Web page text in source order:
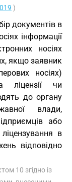
)
документів в
інформації
носіях
якщо заявник
носіях)
ліцензії чи
до органу
влади,
або
в
відповідно
10 згідно із